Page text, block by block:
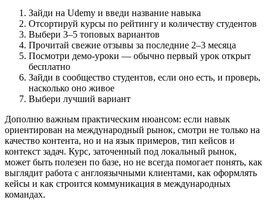
Зайди на Udemy и введи название навыка
Отсортируй курсы по рейтингу и количеству студентов
Выбери 3–5 топовых вариантов
Прочитай свежие отзывы за последние 2–3 месяца
Посмотри демо-уроки — обычно первый урок открыт
бесплатно
Зайди в сообщество студентов, если оно есть, и проверь,
насколько оно живое
Выбери лучший вариант
Дополню важным практическим нюансом: если навык
ориентирован на международный рынок, смотри не только на
качество контента, но и на язык примеров, тип кейсов и
контекст задач. Курс, заточенный под локальный рынок,
может быть полезен по базе, но не всегда помогает понять, как
выглядит работа с англоязычными клиентами, как оформлять
кейсы и как строится коммуникация в международных
командах.